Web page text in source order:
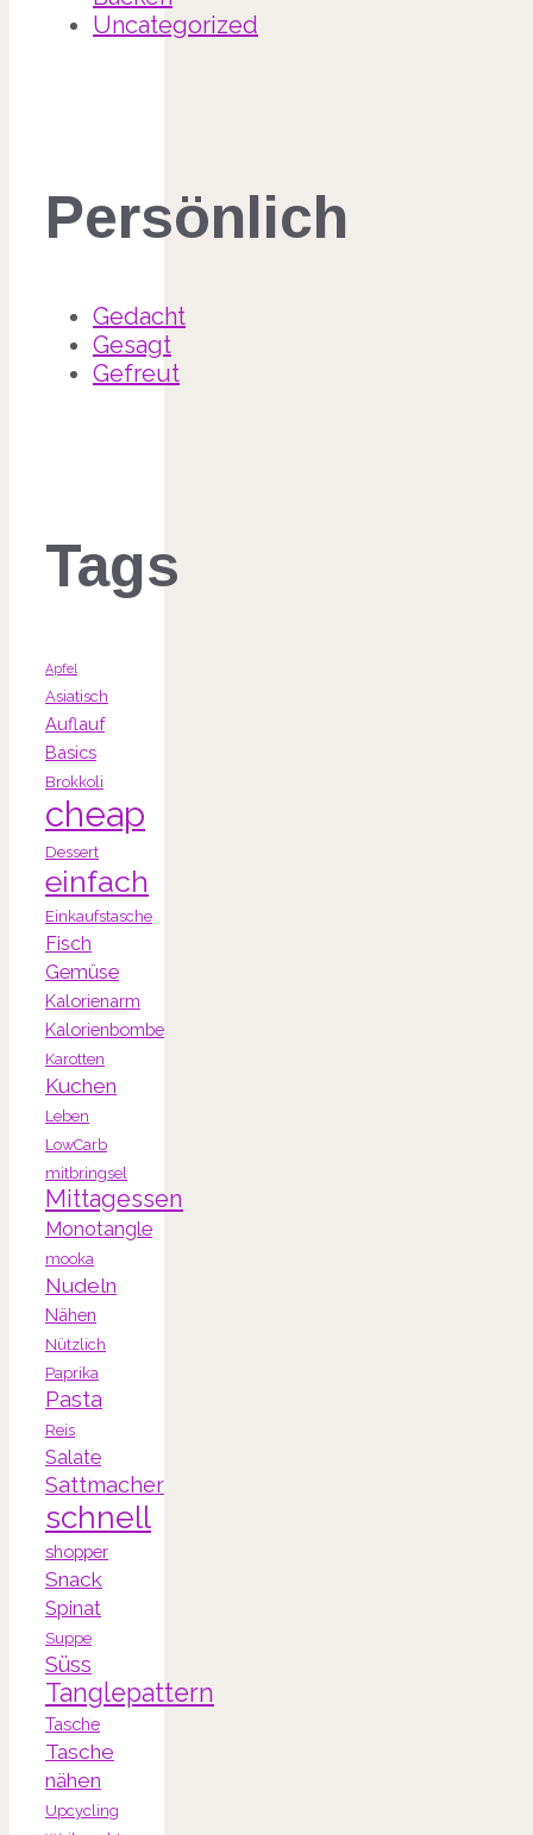
Uncategorized
Persönlich
Gedacht
Gesagt
Gefreut
Tags
Apfel
Asiatisch
Auflauf
Basics
Brokkoli
cheap
Dessert
einfach
Einkaufstasche
Fisch
Gemüse
Kalorienarm
Kalorienbombe
Karotten
Kuchen
Leben
LowCarb
mitbringsel
Mittagessen
Monotangle
mooka
Nudeln
Nähen
Nützlich
Paprika
Pasta
Reis
Salate
Sattmacher
schnell
shopper
Snack
Spinat
Suppe
Süss
Tanglepattern
Tasche
Tasche
nähen
Upcycling